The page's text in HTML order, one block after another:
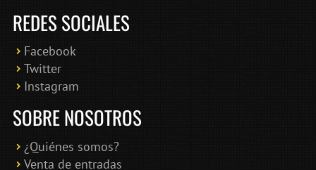
REDES SOCIALES
Facebook
Twitter
Instagram
SOBRE NOSOTROS
¿Quiénes somos?
Venta de entradas